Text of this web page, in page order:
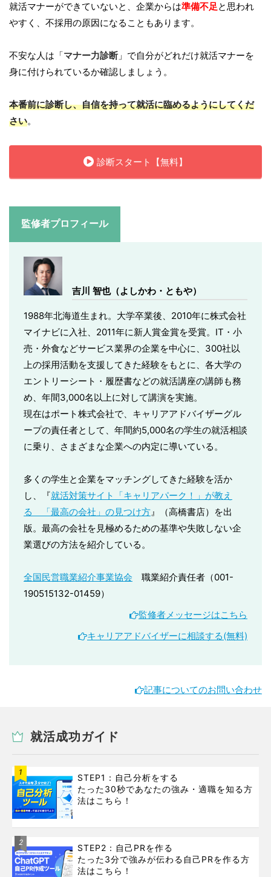
就活マナーができていないと、企業からは準備不足と思われ
やすく、不採用の原因になることもあります。
不安な人は「マナー力診断」で自分がどれだけ就活マナーを
身に付けられているか確認しましょう。
本番前に診断し、自信を持って就活に臨めるようにしてくだ
さい。
診断スタート【無料】
監修者プロフィール
吉川 智也（よしかわ・ともや）
1988年北海道生まれ。大学卒業後、2010年に株式会社
マイナビに入社、2011年に新人賞金賞を受賞。IT・小
売・外食などサービス業界の企業を中心に、300社以
上の採用活動を支援してきた経験をもとに、各大学の
エントリーシート・履歴書などの就活講座の講師も務
め、年間3,000名以上に対して講演を実施。
現在はポート株式会社で、キャリアアドバイザーグル
ープの責任者として、年間約5,000名の学生の就活相談
に乗り、さまざまな企業への内定に導いている。
多くの学生と企業をマッチングしてきた経験を活か
し、『就活対策サイト「キャリアパーク！」が教え
る 「最高の会社」の見つけ方』（高橋書店）を出
版。最高の会社を見極めるための基準や失敗しない企
業選びの方法を紹介している。
全国民営職業紹介事業協会 職業紹介責任者（001-
190515132-01459）
監修者メッセージはこちら
キャリアアドバイザーに相談する(無料)
記事についてのお問い合わせ
就活成功ガイド
1
STEP1：自己分析をする
たった30秒であなたの強み・適職を知る方
法はこちら！
2
STEP2：自己PRを作る
たった3分で強みが伝わる自己PRを作る方
法はこちら！